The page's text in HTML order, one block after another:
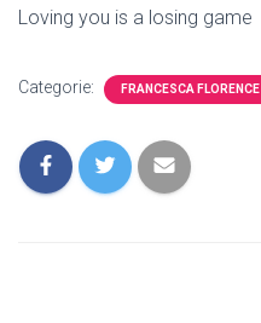
Loving you is a losing game
Categorie: FRANCESCA FLORENCE